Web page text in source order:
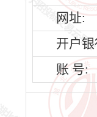
网址:
开户银
账 号: